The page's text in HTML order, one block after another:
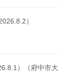
）
）（府中市大